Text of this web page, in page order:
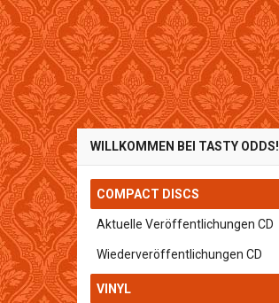
WILLKOMMEN BEI TASTY ODDS!
COMPACT DISCS
Aktuelle Veröffentlichungen CD
Wiederveröffentlichungen CD
VINYL